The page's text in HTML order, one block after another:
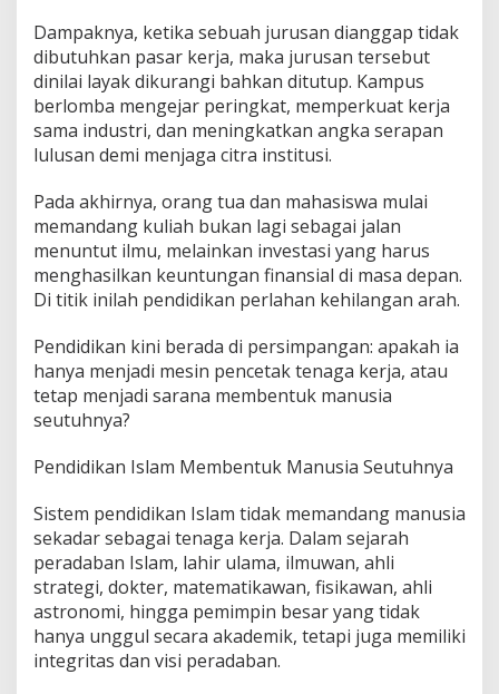
Dampaknya, ketika sebuah jurusan dianggap tidak
dibutuhkan pasar kerja, maka jurusan tersebut
dinilai layak dikurangi bahkan ditutup. Kampus
berlomba mengejar peringkat, memperkuat kerja
sama industri, dan meningkatkan angka serapan
lulusan demi menjaga citra institusi.
Pada akhirnya, orang tua dan mahasiswa mulai
memandang kuliah bukan lagi sebagai jalan
menuntut ilmu, melainkan investasi yang harus
menghasilkan keuntungan finansial di masa depan.
Di titik inilah pendidikan perlahan kehilangan arah.
Pendidikan kini berada di persimpangan: apakah ia
hanya menjadi mesin pencetak tenaga kerja, atau
tetap menjadi sarana membentuk manusia
seutuhnya?
Pendidikan Islam Membentuk Manusia Seutuhnya
Sistem pendidikan Islam tidak memandang manusia
sekadar sebagai tenaga kerja. Dalam sejarah
peradaban Islam, lahir ulama, ilmuwan, ahli
strategi, dokter, matematikawan, fisikawan, ahli
astronomi, hingga pemimpin besar yang tidak
hanya unggul secara akademik, tetapi juga memiliki
integritas dan visi peradaban.